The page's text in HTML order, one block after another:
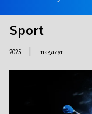
Sport
2025 | magazyn